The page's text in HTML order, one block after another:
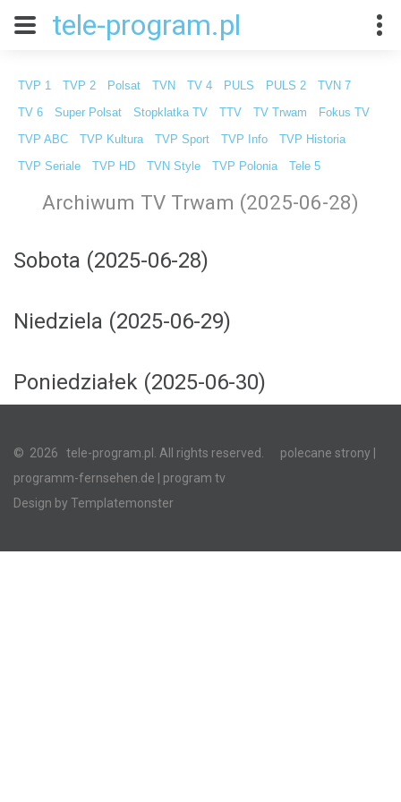
tele-program.pl
TVP 1 TVP 2 Polsat TVN TV 4 PULS PULS 2 TVN 7
TV 6 Super Polsat Stopklatka TV TTV TV Trwam Fokus TV
TVP ABC TVP Kultura TVP Sport TVP Info TVP Historia
TVP Seriale TVP HD TVN Style TVP Polonia Tele 5
Archiwum TV Trwam (2025-06-28)
Sobota (2025-06-28)
Niedziela (2025-06-29)
Poniedziałek (2025-06-30)
© 2026 tele-program.pl. All rights reserved. polecane strony
programm-fernsehen.de | program tv
Design by Templatemonster